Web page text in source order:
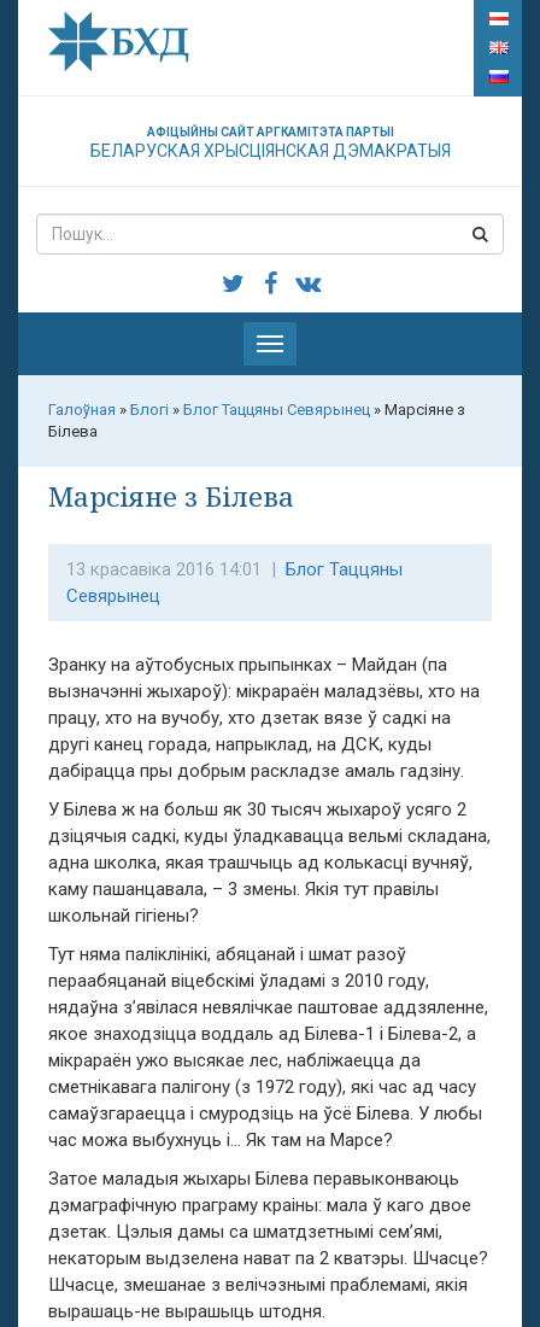
АФІЦЫЙНЫ САЙТ АРГКАМІТЭТА ПАРТЫІ
БЕЛАРУСКАЯ ХРЫСЦІЯНСКАЯ ДЭМАКРАТЫЯ
Паказаць
меню
Галоўная » Блогі » Блог Таццяны Севярынец » Марсіяне з
Білева
Марсіяне з Білева
13 красавіка 2016 14:01 | Блог Таццяны
Севярынец
Зранку на аўтобусных прыпынках – Майдан (па
вызначэнні жыхароў): мікрараён маладзёвы, хто на
працу, хто на вучобу, хто дзетак вязе ў садкі на
другі канец горада, напрыклад, на ДСК, куды
дабірацца пры добрым раскладзе амаль гадзіну.
У Білева ж на больш як 30 тысяч жыхароў усяго 2
дзіцячыя садкі, куды ўладкавацца вельмі складана,
адна школка, якая трашчыць ад колькасці вучняў,
каму пашанцавала, – 3 змены. Якія тут правілы
школьнай гігіены?
Тут няма паліклінікі, абяцанай і шмат разоў
пераабяцанай віцебскімі ўладамі з 2010 году,
нядаўна з’явілася невялічкае паштовае аддзяленне,
якое знаходзіцца воддаль ад Білева-1 і Білева-2, а
мікрараён ужо высякае лес, набліжаецца да
сметнікавага палігону (з 1972 году), які час ад часу
самаўзгараецца і смуродзіць на ўсё Білева. У любы
час можа выбухнуць і… Як там на Марсе?
Затое маладыя жыхары Білева перавыконваюць
дэмаграфічную праграму краіны: мала ў каго двое
дзетак. Цэлыя дамы са шматдзетнымі сем’ямі,
некаторым выдзелена нават па 2 кватэры. Шчасце?
Шчасце, змешанае з велічэзнымі праблемамі, якія
вырашаць-не вырашыць штодня.